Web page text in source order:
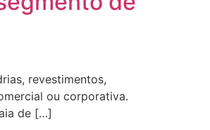
revestimentos,
ou corporativa.
de […]